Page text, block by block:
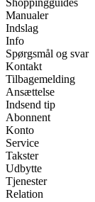
Shoppingguides
Manualer
Indslag
Info
Spørgsmål og svar
Kontakt
Tilbagemelding
Ansættelse
Indsend tip
Abonnent
Konto
Service
Takster
Udbytte
Tjenester
Relation